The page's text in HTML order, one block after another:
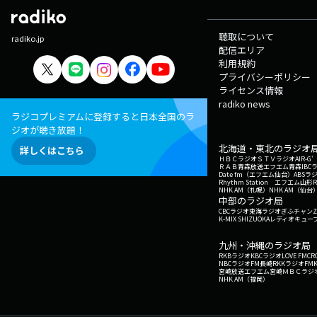
radiko.jp
ラジコプレミアムに登録すると日本全国のラ
ジオが聴き放題！
詳しくはこちら
聴取について
配信エリア
利用規約
プライバシーポリシー
ライセンス情報
radiko news
北海道・東北のラジオ
ＨＢＣラジオＳＴＶラジオAIR-G'
ＲＡＢ青森放送エフエム青森IBC
Date fm（エフエム仙台） ABSラ
Rhythm Station エフエム山形
NHK AM（札幌） NHK AM（仙台
中部のラジオ局
CBCラジオ東海ラジオぎふチャン
K-MIX SHIZUOKAレディオキュー
九州・沖縄のラジオ局
RKBラジオKBCラジオLOVE FM
NBCラジオFM長崎RKKラジオ
宮崎放送エフエム宮崎ＭＢＣラジ
NHK AM（福岡）